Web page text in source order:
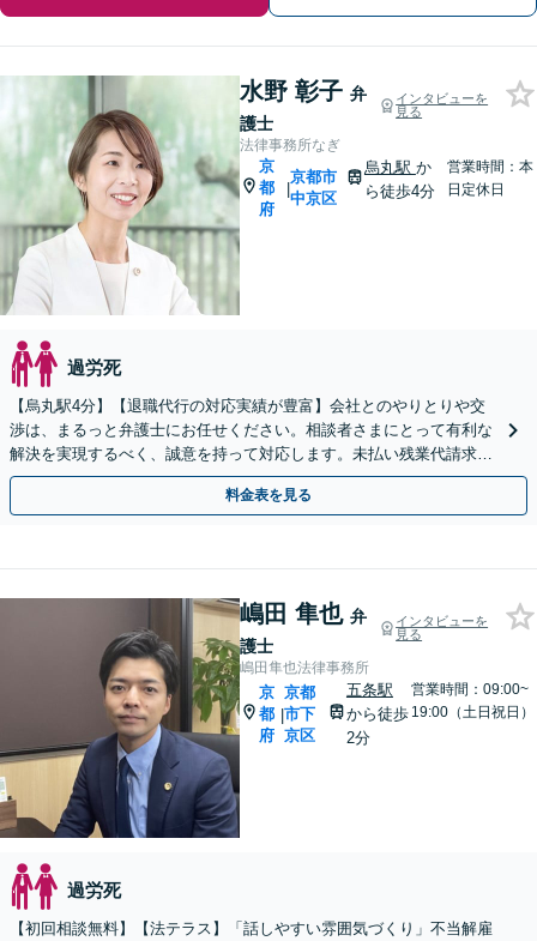
水野 彰子 弁
護士
インタビューを
見る
法律事務所なぎ
京
都
府
|
京都市
中京区
烏丸駅 か
ら徒歩4分
営業時間：本
日定休日
過労死
【烏丸駅4分】【退職代行の対応実績が豊富】会社とのやりとりや交
渉は、まるっと弁護士にお任せください。相談者さまにとって有利な
解決を実現するべく、誠意を持って対応します。未払い残業代請求は
成功報酬で対応可能です【Web面談可】【初回相談無料】
料金表を見る
嶋田 隼也 弁
護士
インタビューを
見る
嶋田隼也法律事務所
京
都
府
|
京都
市下
京区
五条駅
から徒歩
2分
営業時間：09:00~
19:00（土日祝日）
過労死
【初回相談無料】【法テラス】「話しやすい雰囲気づくり」不当解雇